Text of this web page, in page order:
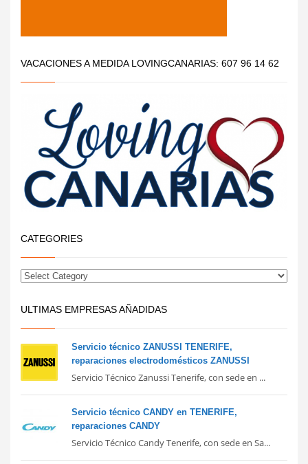
VACACIONES A MEDIDA LOVINGCANARIAS: 607 96 14 62
CATEGORIES
ULTIMAS EMPRESAS AÑADIDAS
Servicio técnico ZANUSSI TENERIFE,
reparaciones electrodomésticos ZANUSSI
Servicio Técnico Zanussi Tenerife, con sede en ...
Servicio técnico CANDY en TENERIFE,
reparaciones CANDY
Servicio Técnico Candy Tenerife, con sede en Sa...